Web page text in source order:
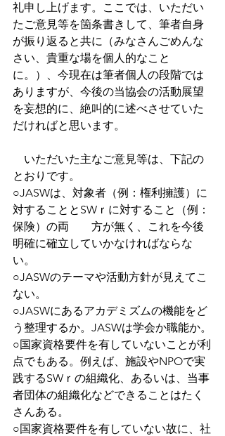
礼申し上げます。ここでは、いただい
たご意見等を箇条書きして、筆者自身
が振り返ると共に（みなさんごめんな
さい、貴重な場を個人的なこと
に。）、今現在は筆者個人の段階では
ありますが、今後の当協会の活動展望
を妄想的に、絶叫的に述べさせていた
だければと思います。
いただいた主なご意見等は、下記の
とおりです。
○JASWは、対象者（例：権利擁護）に
対することとSWｒに対すること（例：
保険）の両　　方が無く、これを今後
明確に確立していかなければならな
い。
○JASWのテーマや活動方針が見えてこ
ない。
○JASWにあるアカデミズムの機能をど
う整理するか。JASWは学会か職能か。
○国家資格要件を有していないことが利
点でもある。例えば、施設やNPOで実
践するSWｒの組織化、あるいは、当事
者団体の組織化などできることはたく
さんある。
○国家資格要件を有していない故に、社